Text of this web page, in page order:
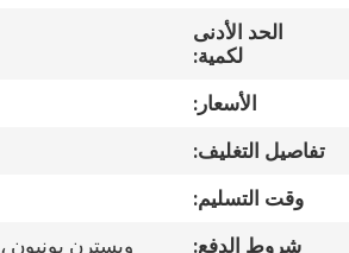
في
المعمل
الحد الأدنى
لكمية:
الأسعار:
تفاصيل التغليف:
وقت التسليم:
شروط الدفع:
ويسترن يونيون ، MoneyGram ، T / T